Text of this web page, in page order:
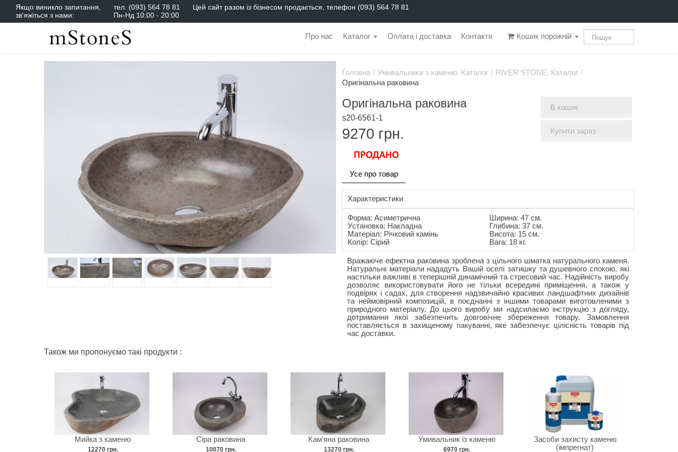
Якщо виникло запитання,
зв'яжіться з нами:
тел. (093) 564 78 81
Пн-Нд 10:00 - 20:00
Цей сайт разом із бізнесом продається, телефон (093) 564 78 81
Кошик порожній
Про нас Каталог Оплата і доставка Контакти
Головна / Умивальники з каменю. Каталог / RIVER STONE. Каталог /
Оригінальна раковина
Оригінальна раковина
s20-6561-1
9270 грн.
В кошик
Купити зараз
Усе про товар
Характеристики
Форма: Асиметрична
Установка: Накладна
Матеріал: Річковий камінь
Колір: Сірий
Ширина: 47 см.
Глибина: 37 см.
Висота: 15 см.
Вага: 18 кг.
Вражаюче ефектна раковина зроблена з цільного шматка натурального каменя.
Натуральні матеріали нададуть Вашій оселі затишку та душевного спокою, які
настільки важливі в теперішній динамічний та стресовий час. Надійність виробу
дозволяє використовувати його не тільки всередині приміщення, а також у
подвірях і садах, для створення надзвичайно красивих ландшафтних дизайнів
та неймовірний композицій, в поєднанні з іншими товарами виготовленими з
природного матеріалу. До цього виробу ми надсилаємо інструкцію з догляду,
дотримання якої забезпечить довговічне збереження товару. Замовлення
поставляється в захищеному пакуванні, яке забезпечує цілісність товарів під
час доставки.
Також ми пропонуємо такі продукти :
Мийка з каменю
12270 грн.
Сіра раковина
10070 грн.
Кам'яна раковина
13270 грн.
Умивальник із каменю
6970 грн.
Засоби захисту каменю
(імпрегнат)